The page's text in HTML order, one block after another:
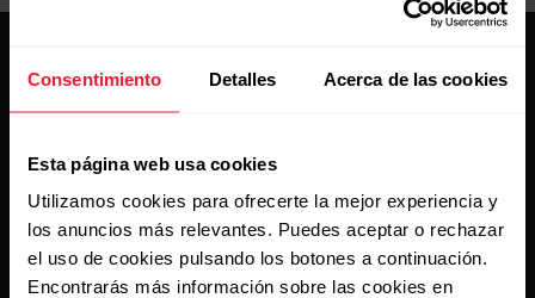
Consentimiento Detalles Acerca de las cookies
Esta página web usa cookies
Utilizamos cookies para ofrecerte la mejor experiencia y
los anuncios más relevantes. Puedes aceptar o rechazar
el uso de cookies pulsando los botones a continuación.
Encontrarás más información sobre las cookies en
Mantente al día.
Regístrate en nuestra newsletter quincenal y recibe
las últimas noticias directamente en tu bandeja de